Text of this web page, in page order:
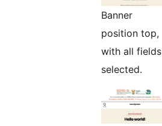
Banner
position top,
with all fields
selected.